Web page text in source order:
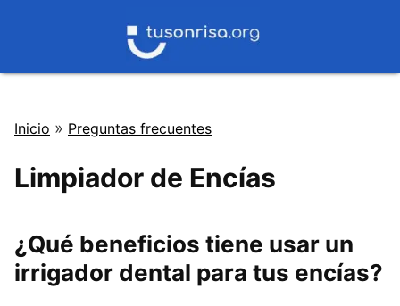
Inicio » Preguntas frecuentes
Limpiador de Encías
¿Qué beneficios tiene usar un
irrigador dental para tus encías?